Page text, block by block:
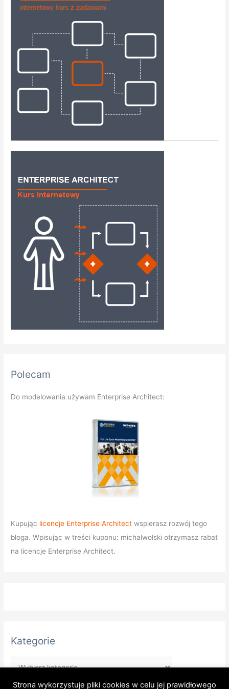
Polecam
Do modelowania używam Enterprise Architect:
Kupując licencje Enterprise Architect wspierasz rozwój tego
bloga. Wpisując w treści kuponu: michalwolski otrzymasz rabat
na licencje Enterprise Architect.
Kategorie
Strona wykorzystuje pliki cookies w celu jej prawidłowego